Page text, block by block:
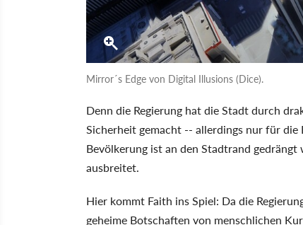
Mirror´s Edge von Digital Illusions (Dice).
Denn die Regierung hat die Stadt durch
Sicherheit gemacht -- allerdings nur für die
Bevölkerung ist an den Stadtrand
ausbreitet.
Hier kommt Faith ins Spiel: Da die
geheime Botschaften von menschlichen